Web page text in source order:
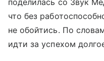
поделилась со Звук
что без
не обойтись. По
идти за успехом